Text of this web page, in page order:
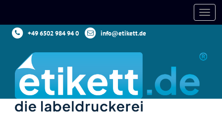
+49 6502 984 94 0 info@etikett.de